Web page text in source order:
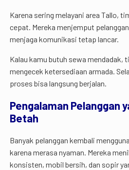
Karena sering melayani area Tallo,
cepat. Mereka menjemput
menjaga komunikasi tetap lancar.
Kalau kamu butuh sewa mendadak,
mengecek ketersediaan armada.
proses bisa langsung berjalan.
Pengalaman Pelanggan
Betah
Banyak pelanggan kembali
karena merasa nyaman. Mereka
konsisten, mobil bersih, dan sopir